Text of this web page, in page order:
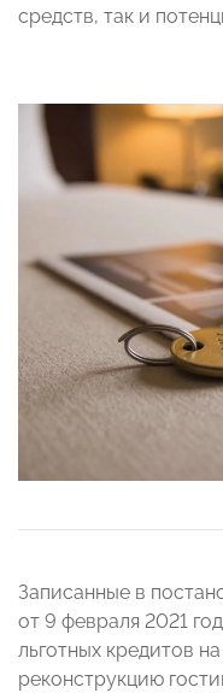
средств, так и
Записанные в
от 9 февраля 2021
льготных кредитов
реконструкцию